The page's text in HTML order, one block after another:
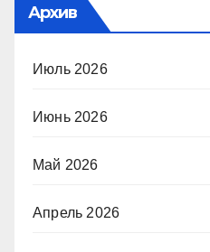
Архив
Июль 2026
Июнь 2026
Май 2026
Апрель 2026